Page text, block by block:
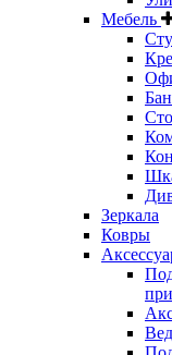
Мебель
Зеркала
Ковры